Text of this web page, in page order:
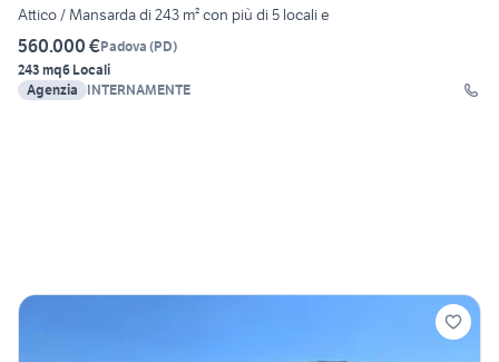
Attico / Mansarda di 243 m² con più di 5 locali e
560.000 €Padova (PD)
243 mq6 Locali
Agenzia
INTERNAMENTE